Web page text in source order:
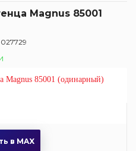
Magnus 85001
в MAX